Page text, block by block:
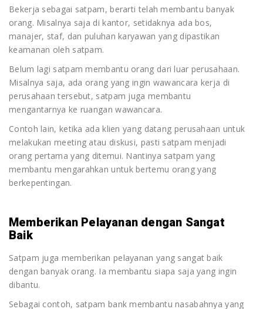
Bekerja sebagai satpam, berarti telah membantu banyak
orang. Misalnya saja di kantor, setidaknya ada bos,
manajer, staf, dan puluhan karyawan yang dipastikan
keamanan oleh satpam.
Belum lagi satpam membantu orang dari luar perusahaan.
Misalnya saja, ada orang yang ingin wawancara kerja di
perusahaan tersebut, satpam juga membantu
mengantarnya ke ruangan wawancara.
Contoh lain, ketika ada klien yang datang perusahaan untuk
melakukan meeting atau diskusi, pasti satpam menjadi
orang pertama yang ditemui. Nantinya satpam yang
membantu mengarahkan untuk bertemu orang yang
berkepentingan.
Memberikan Pelayanan dengan Sangat
Baik
Satpam juga memberikan pelayanan yang sangat baik
dengan banyak orang. Ia membantu siapa saja yang ingin
dibantu.
Sebagai contoh, satpam bank membantu nasabahnya yang